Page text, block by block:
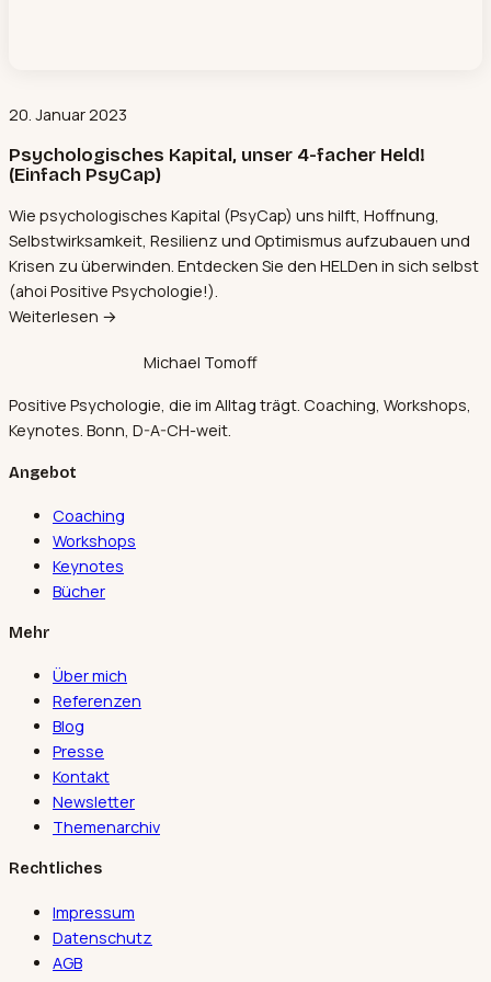
20. Januar 2023
Psychologisches Kapital, unser 4-facher Held!
(Einfach PsyCap)
Wie psychologisches Kapital (PsyCap) uns hilft, Hoffnung,
Selbstwirksamkeit, Resilienz und Optimismus aufzubauen und
Krisen zu überwinden. Entdecken Sie den HELDen in sich selbst
(ahoi Positive Psychologie!).
Weiterlesen →
Michael Tomoff
Positive Psychologie, die im Alltag trägt. Coaching, Workshops,
Keynotes. Bonn, D-A-CH-weit.
Angebot
Coaching
Workshops
Keynotes
Bücher
Mehr
Über mich
Referenzen
Blog
Presse
Kontakt
Newsletter
Themenarchiv
Rechtliches
Impressum
Datenschutz
AGB